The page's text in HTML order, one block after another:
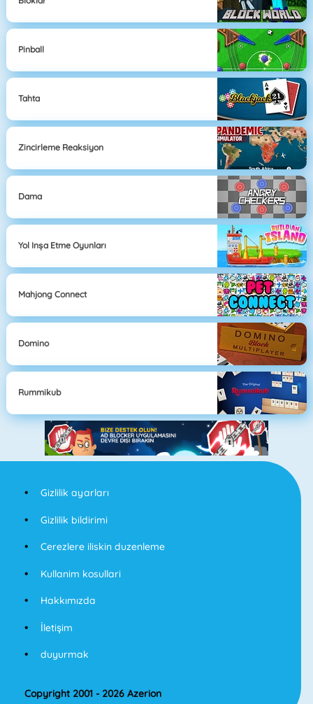
Pinball
Tahta
Zincirleme Reaksiyon
Dama
Yol Inşa Etme Oyunları
Mahjong Connect
Domino
Rummikub
Gizlilik ayarları
Gizlilik bildirimi
Cerezlere iliskin duzenleme
Kullanim kosullari
Hakkımızda
İletişim
duyurmak
Copyright 2001 - 2026 Azerion